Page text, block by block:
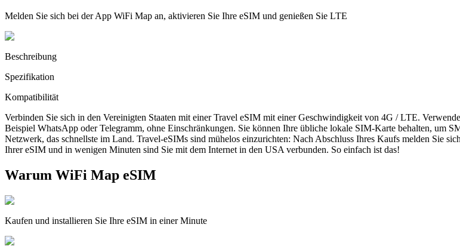
Melden Sie sich bei der App WiFi Map an, aktivieren Sie Ihre eSIM und genießen Sie LTE
Beschreibung
Spezifikation
Kompatibilität
Verbinden Sie sich in den Vereinigten Staaten mit einer Travel eSIM mit einer Geschwindigkeit von 4G / LTE.
Beispiel WhatsApp oder Telegramm, ohne Einschränkungen. Sie können Ihre übliche lokale SIM-Karte behalten, um
Netzwerk, das schnellste im Land. Travel-eSIMs sind mühelos einzurichten: Nach Abschluss Ihres Kaufs melden Sie
Ihrer eSIM und in wenigen Minuten sind Sie mit dem Internet in den USA verbunden. So einfach ist das!
Warum WiFi Map eSIM
Kaufen und installieren Sie Ihre eSIM in einer Minute